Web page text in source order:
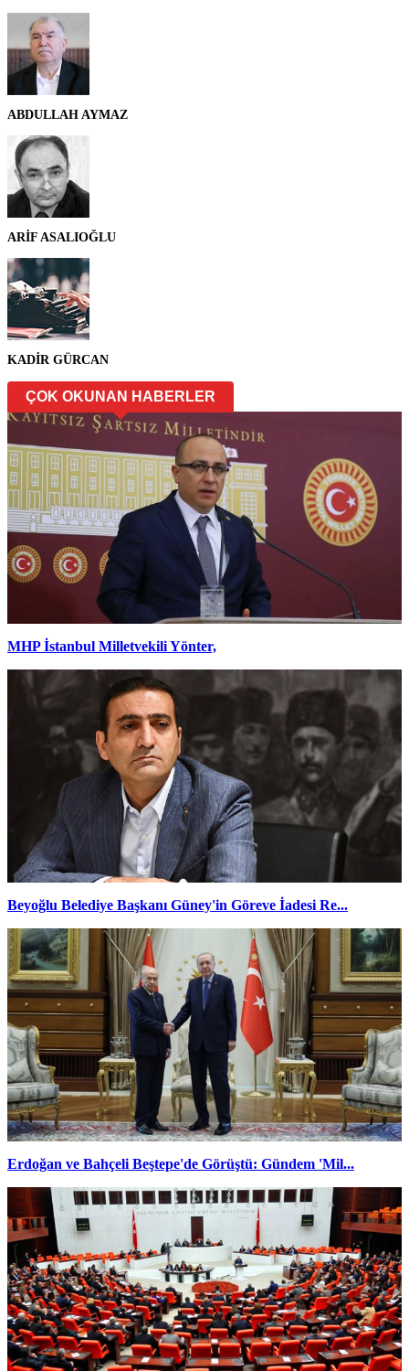
ABDULLAH AYMAZ
ARİF ASALIOĞLU
KADİR GÜRCAN
ÇOK OKUNAN HABERLER
MHP İstanbul Milletvekili Yönter,
Beyoğlu Belediye Başkanı Güney'in Göreve İadesi Re...
Erdoğan ve Bahçeli Beştepe'de Görüştü: Gündem 'Mil...